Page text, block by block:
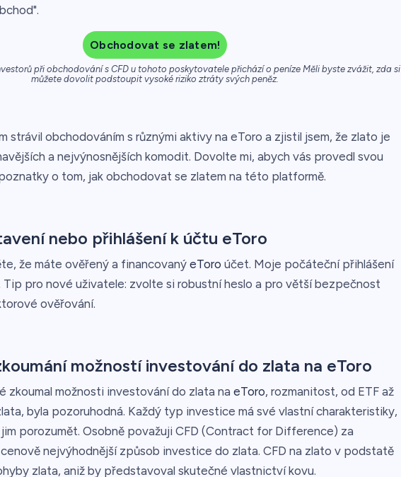
Obchodovat se zlatem!
při obchodování s CFD u tohoto poskytovatele přichází o peníze Měli byste zvážit, zda si
můžete dovolit podstoupit vysoké riziko ztráty svých peněz.
strávil obchodováním s různými aktivy na eToro a zjistil jsem, že zlato je
a nejvýnosnějších komodit. Dovolte mi, abych vás provedl svou
o tom, jak obchodovat se zlatem na této platformě.
nebo přihlášení k účtu eToro
že máte ověřený a financovanýeToro účet. Moje počáteční přihlášení
Tip pro nové uživatele: zvolte si robustní heslo a pro větší bezpečnost
ověřování.
možností investování do zlata na eToro
zkoumal možnosti investování do zlata na eToro, rozmanitost, od ETF až
byla pozoruhodná. Každý typ investice má své vlastní charakteristiky,
porozumět. Osobně považuji CFD (Contract for Difference) za
nejvýhodnější způsob investice do zlata. CFD na zlato v podstatě
zlata, aniž by představoval skutečné vlastnictví kovu.